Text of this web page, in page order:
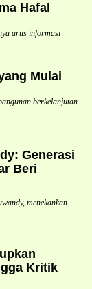
Hafal
arus informasi
Mulai
berkelanjutan
Generasi
Beri
menekankan
Kritik